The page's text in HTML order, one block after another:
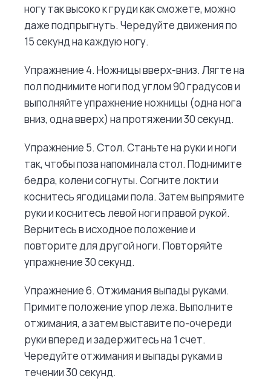
ногу так высоко к груди как сможете, можно
даже подпрыгнуть. Чередуйте движения по
15 секунд на каждую ногу.
Упражнение 4. Ножницы вверх-вниз. Лягте на
пол поднимите ноги под углом 90 градусов и
выполняйте упражнение ножницы (одна нога
вниз, одна вверх) на протяжении 30 секунд.
Упражнение 5. Стол. Станьте на руки и ноги
так, чтобы поза напоминала стол. Поднимите
бедра, колени согнуты. Согните локти и
коснитесь ягодицами пола. Затем выпрямите
руки и коснитесь левой ноги правой рукой.
Вернитесь в исходное положение и
повторите для другой ноги. Повторяйте
упражнение 30 секунд.
Упражнение 6. Отжимания выпады руками.
Примите положение упор лежа. Выполните
отжимания, а затем выставите по-очереди
руки вперед и задержитесь на 1 счет.
Чередуйте отжимания и выпады руками в
течении 30 секунд.